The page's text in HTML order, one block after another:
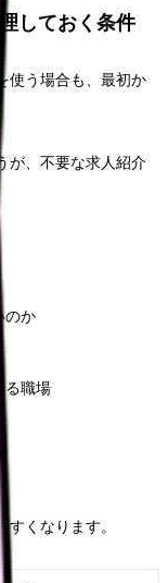
しておく条件
使う場合も、最初か
が、不要な求人紹介
のか
る職場
くなります。